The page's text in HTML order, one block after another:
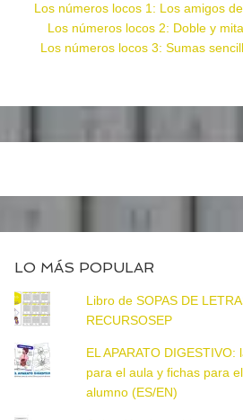
Los números locos 1: Los amigos
Los números locos 2: Doble y
Los números locos 3: Sumas
LO MÁS POPULAR
Libro de SOPAS DE
RECURSOSEP
EL APARATO DIGESTIVO:
para el aula y fichas para el
alumno (ES/EN)